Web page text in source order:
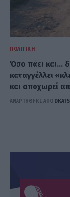
ΠΟΛΙΤΙΚΉ
Όσο πάει και…
καταγγέλλει
και αποχωρεί
ΑΝΑΡΤΗΘΗΚΕ ΑΠΟ